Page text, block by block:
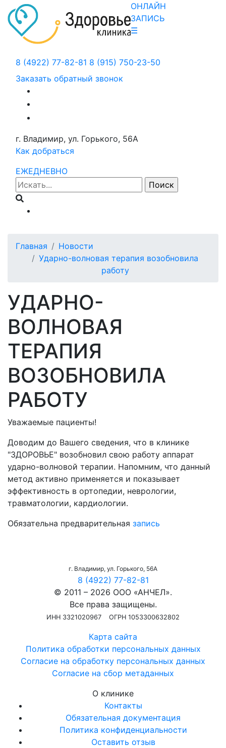
ОНЛАЙН
ЗАПИСЬ
☰
8 (4922) 77-82-81 8 (915) 750-23-50
Заказать обратный звонок
г. Владимир, ул. Горького, 56А
Как добраться
ЕЖЕДНЕВНО
Главная
Новости
Ударно-волновая терапия возобновила
работу
УДАРНО-
ВОЛНОВАЯ
ТЕРАПИЯ
ВОЗОБНОВИЛА
РАБОТУ
Уважаемые пациенты!
Доводим до Вашего сведения, что в клинике
"ЗДОРОВЬЕ" возобновил свою работу аппарат
ударно-волновой терапии. Напомним, что данный
метод активно применяется и показывает
эффективность в ортопедии, неврологии,
травматологии, кардиологии.
Обязательна предварительная запись
г. Владимир, ул. Горького, 56А
8 (4922) 77-82-81
© 2011 – 2026 ООО «АНЧЕЛ».
Все права защищены.
ИНН 3321020967 ОГРН 1053300632802
Карта сайта
Политика обработки персональных данных
Согласие на обработку персональных данных
Согласие на сбор метаданных
О клинике
Контакты
Обязательная документация
Политика конфиденциальности
Оставить отзыв